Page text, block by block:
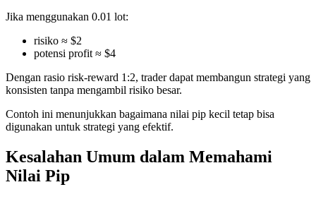
Jika menggunakan 0.01 lot:
risiko ≈ $2
potensi profit ≈ $4
Dengan rasio risk-reward 1:2, trader dapat membangun strategi yang
konsisten tanpa mengambil risiko besar.
Contoh ini menunjukkan bagaimana nilai pip kecil tetap bisa
digunakan untuk strategi yang efektif.
Kesalahan Umum dalam Memahami
Nilai Pip